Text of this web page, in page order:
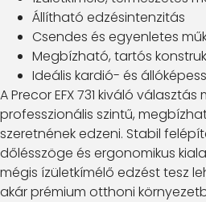
Állítható edzésintenzitás
Csendes és egyenletes
Megbízható, tartós
Ideális kardió- és
A Precor EFX 731 kiváló
professzionális szintű,
szeretnének edzeni. Stabil
dőlésszöge és ergonomikus
mégis ízületkímélő edzést tesz
akár prémium otthoni